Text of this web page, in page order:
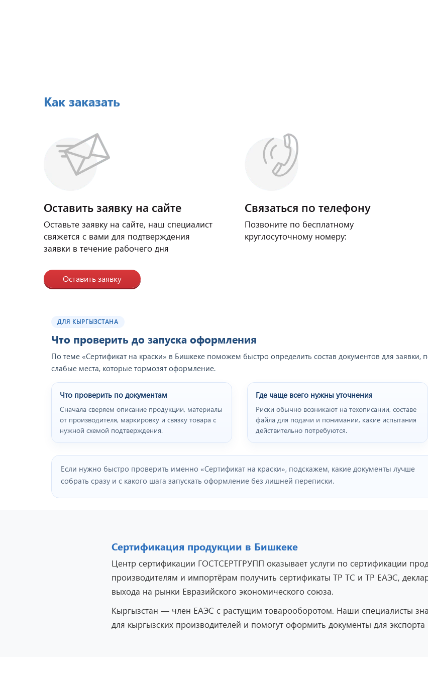
Как заказать
Оставить заявку на сайте
Оставьте заявку на сайте, наш специалист
свяжется с вами для подтверждения
заявки в течение рабочего дня
Оставить заявку
Связаться по телефону
Позвоните по бесплатному
круглосуточному номеру:
ДЛЯ КЫРГЫЗСТАНА
Что проверить до запуска оформления
По теме «Сертификат на краски» в Бишкеке поможем быстро определить состав документов для заявки,
слабые места, которые тормозят оформление.
Что проверить по документам
Сначала сверяем описание продукции, материалы
от производителя, маркировку и связку товара с
нужной схемой подтверждения.
Где чаще всего нужны уточнения
Риски обычно возникают на техописании, составе
файла для подачи и понимании, какие испытания
действительно потребуются.
Если нужно быстро проверить именно «Сертификат на краски», подскажем, какие документы лучше
собрать сразу и с какого шага запускать оформление без лишней переписки.
Сертификация продукции в Бишкеке
Центр сертификации ГОСТСЕРТГРУПП оказывает услуги по сертификации
производителям и импортёрам получить сертификаты ТР ТС и ТР ЕАЭС,
выхода на рынки Евразийского экономического союза.
Кыргызстан — член ЕАЭС с растущим товарооборотом. Наши специалисты
для кыргызских производителей и помогут оформить документы для